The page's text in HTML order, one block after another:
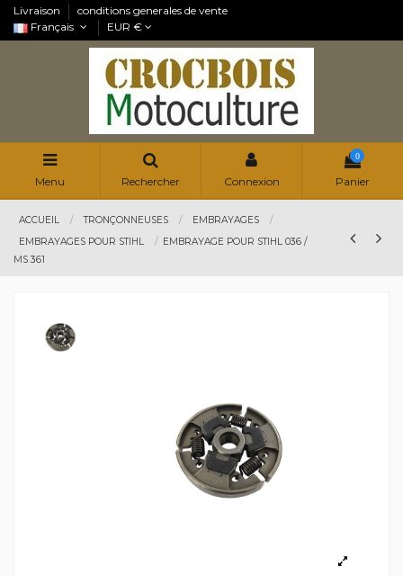
Livraison
conditions generales de vente
Français
EUR €
Menu Rechercher Connexion
0
Panier
ACCUEIL TRONÇONNEUSES
EMBRAYAGES
EMBRAYAGES POUR STIHL
EMBRAYAGE POUR STIHL 036 /
MS 361